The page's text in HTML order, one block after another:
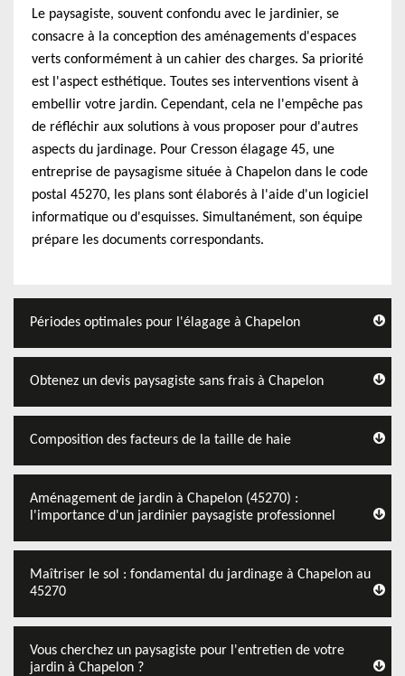
Le paysagiste, souvent confondu avec le jardinier, se
consacre à la conception des aménagements d'espaces
verts conformément à un cahier des charges. Sa priorité
est l'aspect esthétique. Toutes ses interventions visent à
embellir votre jardin. Cependant, cela ne l'empêche pas
de réfléchir aux solutions à vous proposer pour d'autres
aspects du jardinage. Pour Cresson élagage 45, une
entreprise de paysagisme située à Chapelon dans le code
postal 45270, les plans sont élaborés à l'aide d'un logiciel
informatique ou d'esquisses. Simultanément, son équipe
prépare les documents correspondants.
Périodes optimales pour l'élagage à Chapelon
Obtenez un devis paysagiste sans frais à Chapelon
Composition des facteurs de la taille de haie
Aménagement de jardin à Chapelon (45270) :
l'importance d'un jardinier paysagiste professionnel
Maîtriser le sol : fondamental du jardinage à Chapelon au
45270
Vous cherchez un paysagiste pour l'entretien de votre
jardin à Chapelon ?